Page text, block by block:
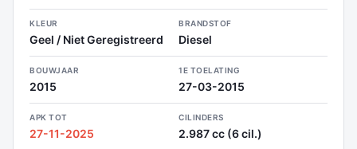
KLEUR
Geel / Niet Geregistreerd
BRANDSTOF
Diesel
BOUWJAAR
2015
1E TOELATING
27-03-2015
APK TOT
27-11-2025
CILINDERS
2.987 cc (6 cil.)